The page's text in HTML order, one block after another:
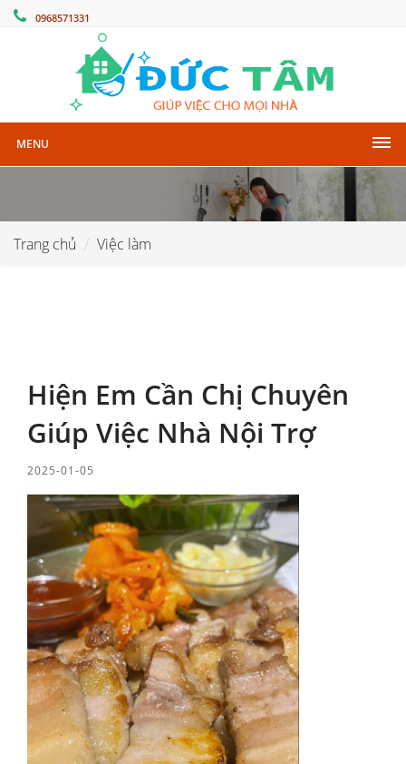
0968571331
MENU
Trang chủ Việc làm
Hiện Em Cần Chị Chuyên
Giúp Việc Nhà Nội Trợ
2025-01-05